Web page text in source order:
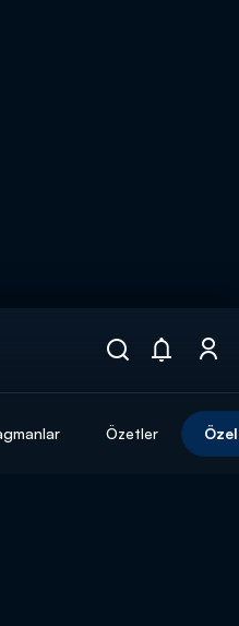
Özetler